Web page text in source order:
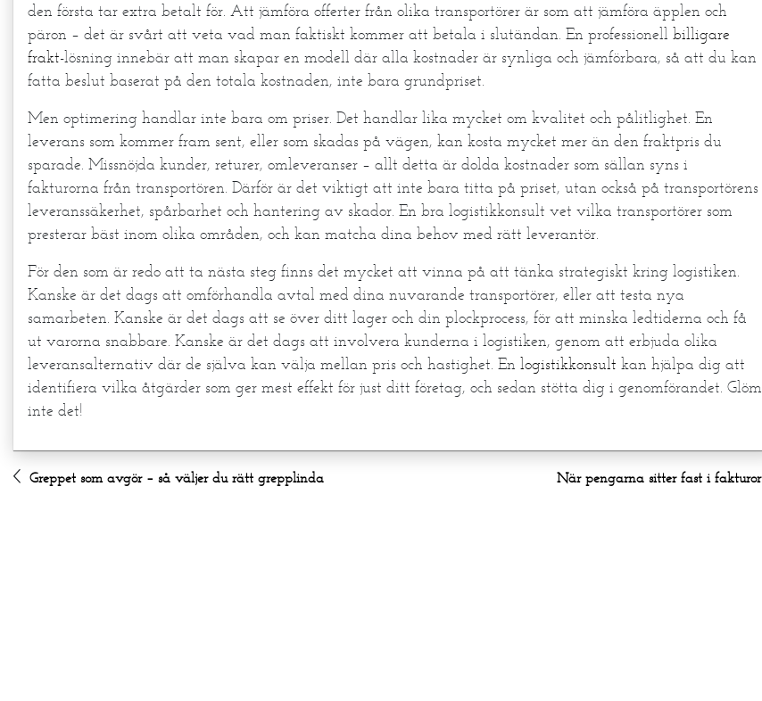
den första tar extra betalt för. Att jämföra offerter från olika transportörer är som att jämföra äpplen och
päron – det är svårt att veta vad man faktiskt kommer att betala i slutändan. En professionell billigare
frakt-lösning innebär att man skapar en modell där alla kostnader är synliga och jämförbara, så att du kan
fatta beslut baserat på den totala kostnaden, inte bara grundpriset.
Men optimering handlar inte bara om priser. Det handlar lika mycket om kvalitet och pålitlighet. En
leverans som kommer fram sent, eller som skadas på vägen, kan kosta mycket mer än den fraktpris du
sparade. Missnöjda kunder, returer, omleveranser – allt detta är dolda kostnader som sällan syns i
fakturorna från transportören. Därför är det viktigt att inte bara titta på priset, utan också på transportörens
leveranssäkerhet, spårbarhet och hantering av skador. En bra logistikkonsult vet vilka transportörer som
presterar bäst inom olika områden, och kan matcha dina behov med rätt leverantör.
För den som är redo att ta nästa steg finns det mycket att vinna på att tänka strategiskt kring logistiken.
Kanske är det dags att omförhandla avtal med dina nuvarande transportörer, eller att testa nya
samarbeten. Kanske är det dags att se över ditt lager och din plockprocess, för att minska ledtiderna och få
ut varorna snabbare. Kanske är det dags att involvera kunderna i logistiken, genom att erbjuda olika
leveransalternativ där de själva kan välja mellan pris och hastighet. En logistikkonsult kan hjälpa dig att
identifiera vilka åtgärder som ger mest effekt för just ditt företag, och sedan stötta dig i genomförandet. Glöm
inte det!
Greppet som avgör – så väljer du rätt grepplinda När pengarna sitter fast i fakturor